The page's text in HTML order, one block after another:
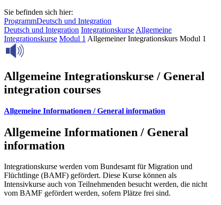
Sie befinden sich hier:
ProgrammDeutsch und Integration
Deutsch und Integration Integrationskurse Allgemeine
Integrationskurse Modul 1 Allgemeiner Integrationskurs Modul 1
Allgemeine Integrationskurse / General
integration courses
Allgemeine Informationen / General information
Allgemeine Informationen / General
information
Integrationskurse werden vom Bundesamt für Migration und
Flüchtlinge (BAMF) gefördert. Diese Kurse können als
Intensivkurse auch von Teilnehmenden besucht werden, die nicht
vom BAMF gefördert werden, sofern Plätze frei sind.